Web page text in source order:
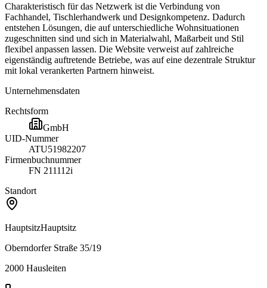
Charakteristisch für das Netzwerk ist die Verbindung von
Fachhandel, Tischlerhandwerk und Designkompetenz. Dadurch
entstehen Lösungen, die auf unterschiedliche Wohnsituationen
zugeschnitten sind und sich in Materialwahl, Maßarbeit und Stil
flexibel anpassen lassen. Die Website verweist auf zahlreiche
eigenständig auftretende Betriebe, was auf eine dezentrale Struktur
mit lokal verankerten Partnern hinweist.
Unternehmensdaten
Rechtsform
GmbH
UID-Nummer
ATU51982207
Firmenbuchnummer
FN 211112i
Standort
HauptsitzHauptsitz
Oberndorfer Straße 35/19
2000 Hausleiten